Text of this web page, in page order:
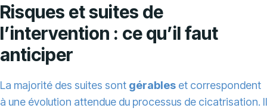
Risques et suites de
l’intervention : ce qu’il faut
anticiper
La majorité des suites sont gérables et correspondent
à une évolution attendue du processus de cicatrisation. Il